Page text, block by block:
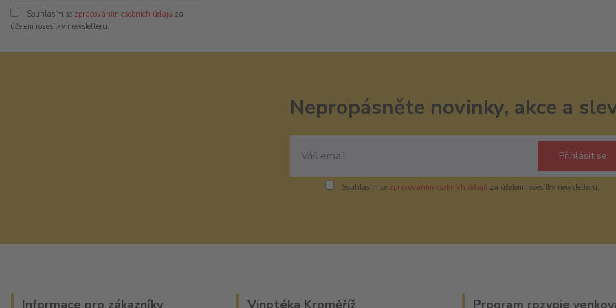
Souhlasím se zpracováním osobních údajů za
účelem rozesílky newsletteru.
Nepropásněte novinky, akce a
Přihlásit se
Souhlasím se zpracováním osobních údajů za účelem rozesílky newsletteru.
Informace pro zákazníky Vinotéka Kroměříž Program rozvoje